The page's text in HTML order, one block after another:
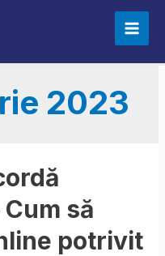
2023
să
potrivit